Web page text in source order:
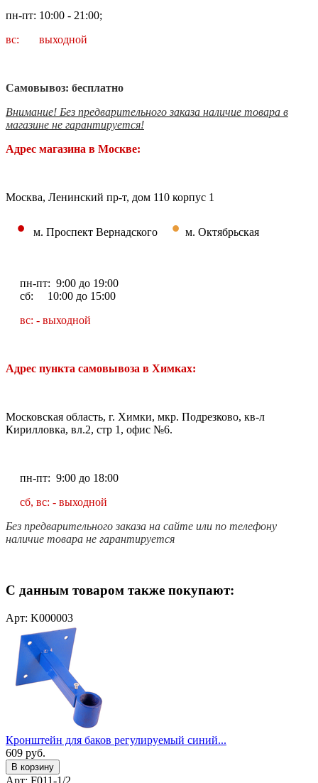
пн-пт: 10:00 - 21:00;
вс: выходной
Самовывоз: бесплатно
Внимание! Без предварительного заказа наличие товара в
магазине не гарантируется!
Адрес магазина в Москве:
Москва, Ленинский пр-т, дом 110 корпус 1
• м. Проспект Вернадского • м. Октябрьская
пн-пт: 9:00 до 19:00
сб: 10:00 до 15:00
вс: - выходной
Адрес пункта самовывоза в Химках:
Московская область, г. Химки, мкр. Подрезково, кв-л
Кирилловка, вл.2, стр 1, офис №6.
пн-пт: 9:00 до 18:00
сб, вс: - выходной
Без предварительного заказа на сайте или по телефону
наличие товара не гарантируется
С данным товаром также покупают:
Арт: K000003
Кронштейн для баков регулируемый синий...
609 руб.
В корзину
Арт: F011-1/2